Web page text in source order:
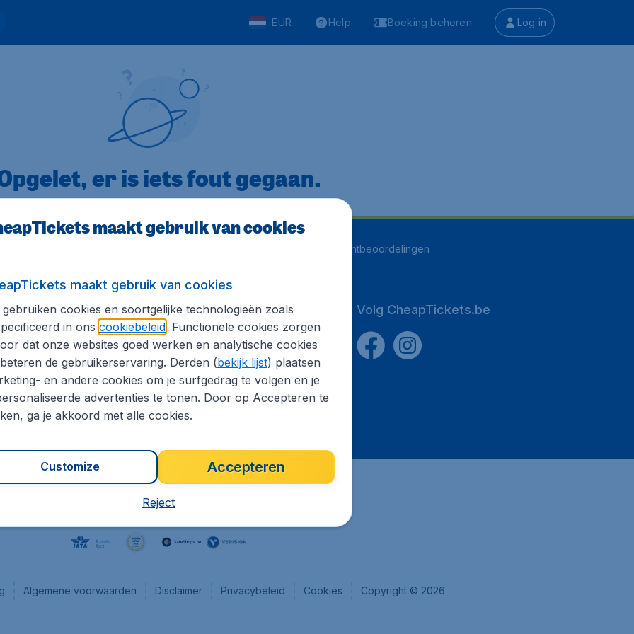
EUR Help Boeking beheren Log in
er is iets fout gegaan.
klantbeoordelingen
informatie
Internationale sites
Flugladen.de
CheapTickets.ch
CheapTickets.nl
CheapTickets.sg
Volg CheapTickets.be
Algemene voorwaarden Disclaimer Privacybeleid Cookies Copyright © 2026
maakt gebruik van cookies
maakt gebruik van cookies
gebruiken cookies en soortgelijke technologieën zoals
in ons cookiebeleid. Functionele cookies zorgen
dat onze websites goed werken en analytische cookies
de gebruikerservaring. Derden (bekijk lijst) plaatsen
en andere cookies om je surfgedrag te volgen en je
advertenties te tonen. Door op Accepteren te
ga je akkoord met alle cookies.
Accepteren
Customize
Reject